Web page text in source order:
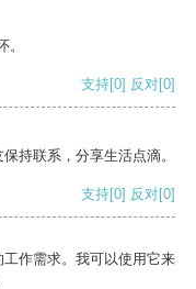
支持[0] 反对[0]
持联系，分享生活点滴。
支持[0] 反对[0]
作需求。我可以使用它来